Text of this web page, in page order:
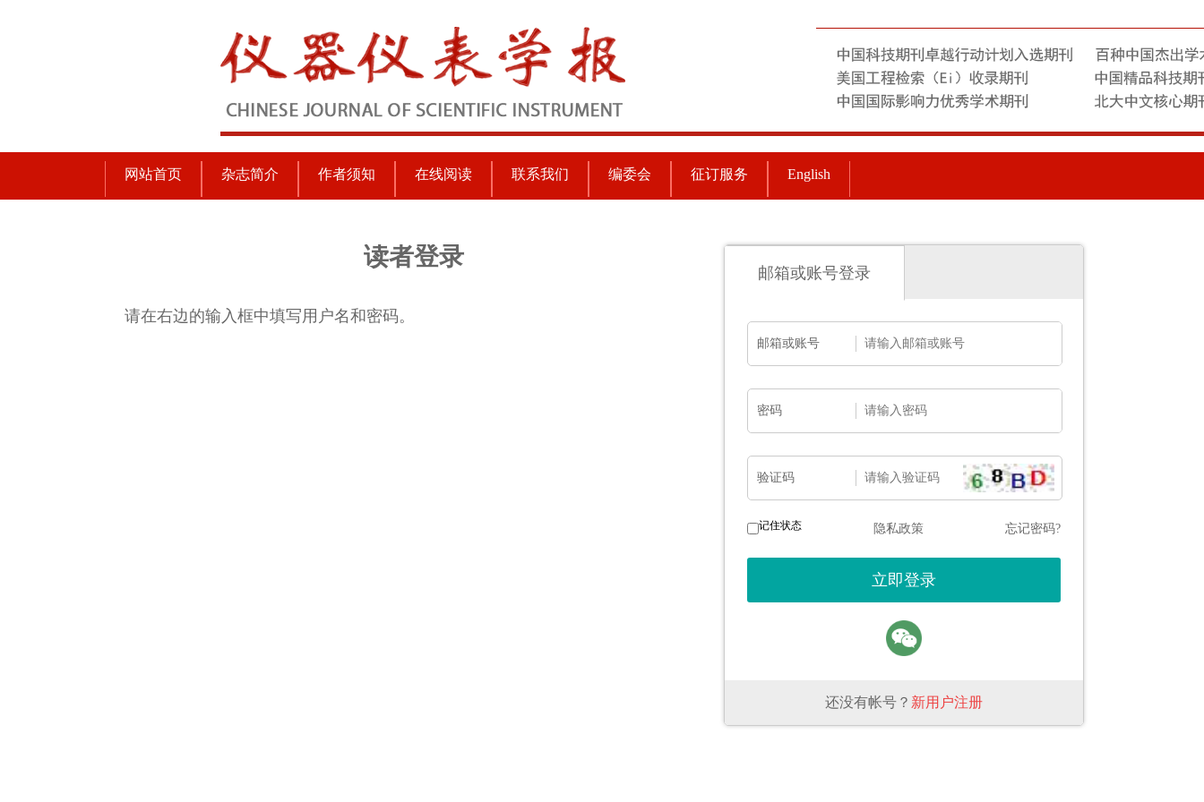
网站首页 杂志简介 作者须知 在线阅读 联系我们 编委会 征订服务 English
读者登录
请在右边的输入框中填写用户名和密码。
邮箱或账号登录
邮箱或账号
密码
验证码
记住状态 隐私政策 忘记密码?
还没有帐号？ 新用户注册